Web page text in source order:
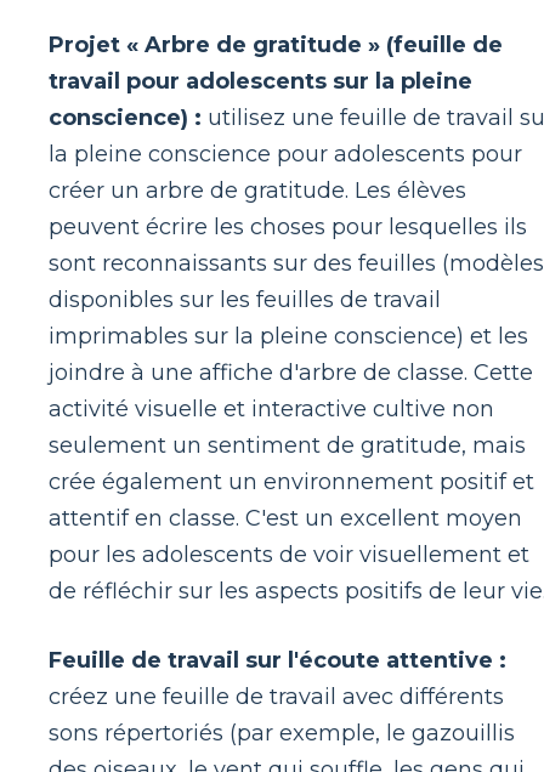
Projet « Arbre de gratitude » (feuille de
travail pour adolescents sur la pleine
conscience) : utilisez une feuille de travail
la pleine conscience pour adolescents pour
créer un arbre de gratitude. Les élèves
peuvent écrire les choses pour lesquelles ils
sont reconnaissants sur des feuilles (modèles
disponibles sur les feuilles de travail
imprimables sur la pleine conscience) et les
joindre à une affiche d'arbre de classe. Cette
activité visuelle et interactive cultive non
seulement un sentiment de gratitude, mais
crée également un environnement positif et
attentif en classe. C'est un excellent moyen
pour les adolescents de voir visuellement et
de réfléchir sur les aspects positifs de leur
Feuille de travail sur l'écoute attentive :
créez une feuille de travail avec différents
sons répertoriés (par exemple, le gazouillis